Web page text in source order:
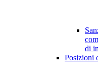
di
Posizioni